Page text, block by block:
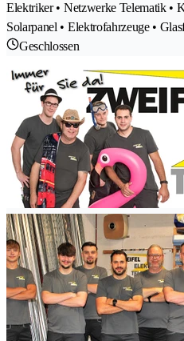
Elektriker • Netzwerke Telematik •
Solarpanel • Elektrofahrzeuge •
Geschlossen